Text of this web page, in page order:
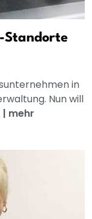
Standorte
in
Nun will
| mehr